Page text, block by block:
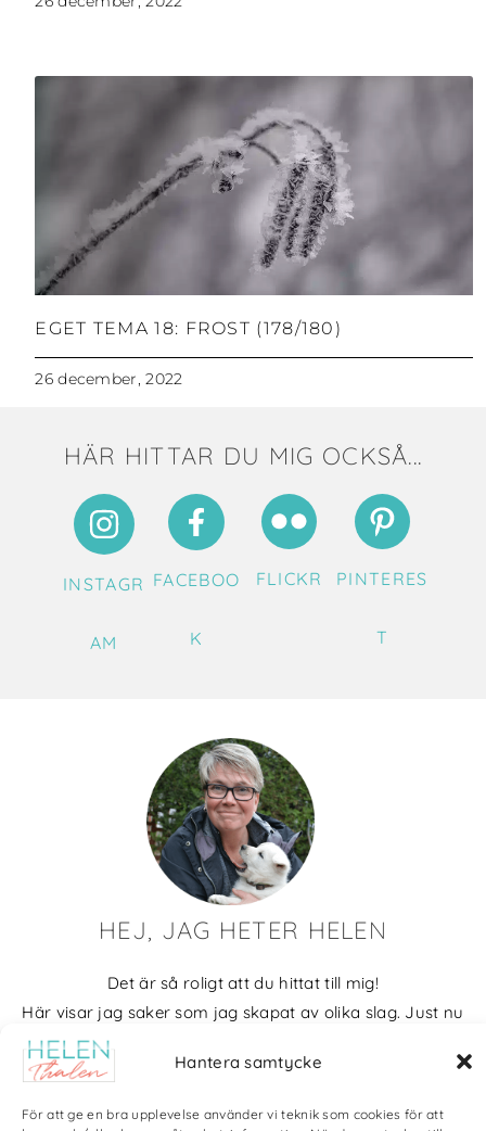
Hantera samtycke
För att ge en bra upplevelse använder vi teknik som cookies för att
EGET TEMA 18: FROST (178/180)
26 december, 2022
HÄR HITTAR DU MIG OCKSÅ...
INSTAGR
AM
FACEBOO
K
FLICKR PINTERES
T
HEJ, JAG HETER HELEN
Det är så roligt att du hittat till mig!
Här visar jag saker som jag skapat av olika slag. Just nu
blir det mycket fotografier och många bilder visar min
kärlek till naturen och min vackra hund. Men också lite